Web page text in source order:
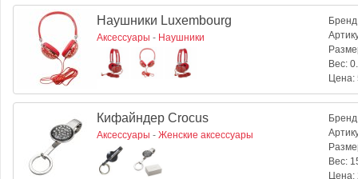
Наушники Luxembourg
Аксессуары - Наушники
Вес:
Цена:
Кифайндер Crocus
Аксессуары - Женские аксессуары
Вес:
Цена: